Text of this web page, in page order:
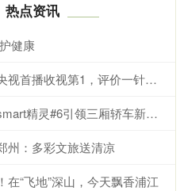
热点资讯
健康
优配速至 《小芳》央视首播收视第1，评价一针见血，宣扬未婚先孕乱糟糟
邦尼配资 质选车：smart精灵#6引领三厢轿车新风尚
州：多彩文旅送清凉
在“飞地”深山，今天飘香浦江